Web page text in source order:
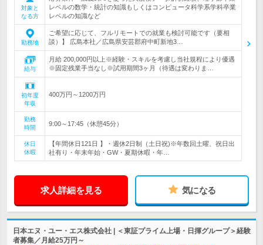
対象と
なる方
レベルの数学・統計の知識もしくはコンピュータ科学系学科卒業
レベルの知識など
勤務地
ご希望に応じて、フルリモートでの就業も検討可能です（要相
談）】 広島本社／広島県安芸郡府中町新地3…
給与
月給 200,000円以上※経験・スキルを考慮し当社規程により優遇
※固定残業手当なし※試用期間3ヶ月（待遇は変わりま…
初年度
年収
400万円～1200万円
勤務
時間
9:00～17:45（休憩45分）
休日
休暇
【年間休日121日 】・週休2日制（土日祝)※年数回土曜、祝日出
社有り・年末年始・GW・夏期休暇・年…
求人詳細を見る 気になる
日本エヌ・ユー・エス株式会社 | ＜東証プライム上場・日揮グループ＞経験
者募集／月給25万円～